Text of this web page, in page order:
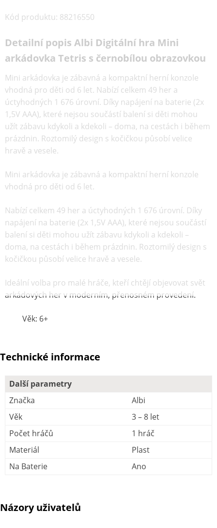
Kód produktu: 88216550
Detailní popis Albi Digitální hra Mini
arkádovka Tetris s černobílou obrazovkou
Mini arkádovka je zábavná a kompaktní herní konzole
vhodná pro děti od 6 let. Nabízí celkem 49 her a
úctyhodných 1 676 úrovní. Díky napájení na baterie (2x
1,5V AAA), které nejsou součástí balení si děti mohou
užít zábavu kdykoli a kdekoli – doma, na cestách i během
prázdnin. Roztomilý design s kočičkou působí velice
hravě a vesele.
Mini arkádovka je zábavná a kompaktní herní konzole
vhodná pro děti od 6 let.
Nabízí celkem 49 her a úctyhodných 1 676 úrovní. Díky
napájení na baterie (2x 1,5V AAA), které nejsou součástí
balení si děti mohou užít zábavu kdykoli a kdekoli –
doma, na cestách i během prázdnin. Roztomilý design s
kočičkou působí velice hravě a vesele.
Ideální volba pro malé hráče, kteří chtějí objevovat svět
arkádových her v moderním, přenosném provedení.
Věk: 6+
Technické informace
Další parametry
Značka
Albi
Věk
3 – 8 let
Počet hráčů
1 hráč
Materiál
Plast
Na Baterie
Ano
Názory uživatelů